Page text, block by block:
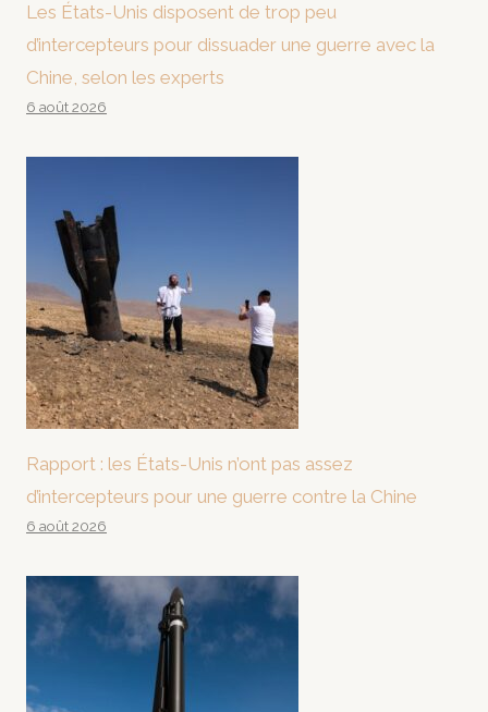
Les États-Unis disposent de trop peu
d’intercepteurs pour dissuader une guerre avec la
Chine, selon les experts
6 août 2026
Rapport : les États-Unis n’ont pas assez
d’intercepteurs pour une guerre contre la Chine
6 août 2026